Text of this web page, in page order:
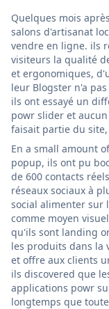
Quelques mois
salons d'artisanat
vendre en ligne. ils
visiteurs la qualité
et ergonomiques,
leur Blogster n'a
ils ont essayé un
powr slider et
faisait partie du
En a small amount
popup, ils ont pu
de 600 contacts
réseaux sociaux à
social alimenter sur
comme moyen
qu'ils sont landing
les produits dans la
et offre aux clients
ils discovered que
applications powr
longtemps que